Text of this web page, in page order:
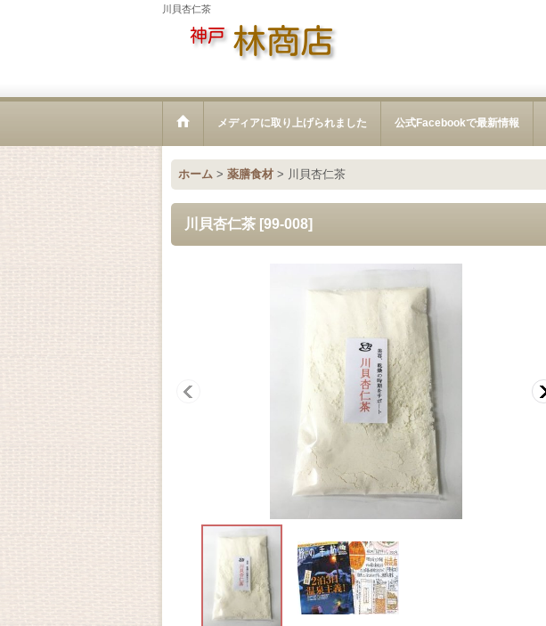
川貝杏仁茶
メディアに取り上げられました 公式Facebookで最新情報
ホーム > 薬膳食材 > 川貝杏仁茶
川貝杏仁茶 [99-008]